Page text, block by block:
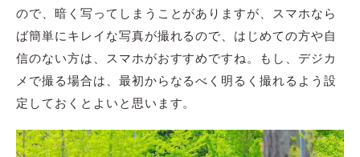
ので、暗く写ってしまうことがありますが、スマホなら
ば簡単にキレイな写真が撮れるので、はじめての方や自
信のない方は、スマホがおすすめですね。もし、デジカ
メで撮る場合は、最初からなるべく明るく撮れるよう設
定しておくとよいと思います。